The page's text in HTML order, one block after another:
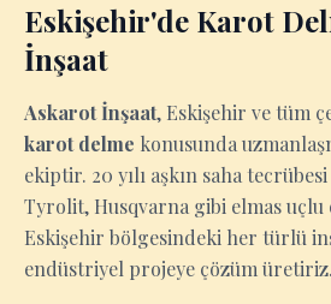
Eskişehir'de Karot
İnşaat
Askarot İnşaat, Eskişehir ve tüm
karot delme konusunda
ekiptir. 20 yılı aşkın saha
Tyrolit, Husqvarna gibi elmas uçlu
Eskişehir bölgesindeki her türlü
endüstriyel projeye çözüm üretiriz.